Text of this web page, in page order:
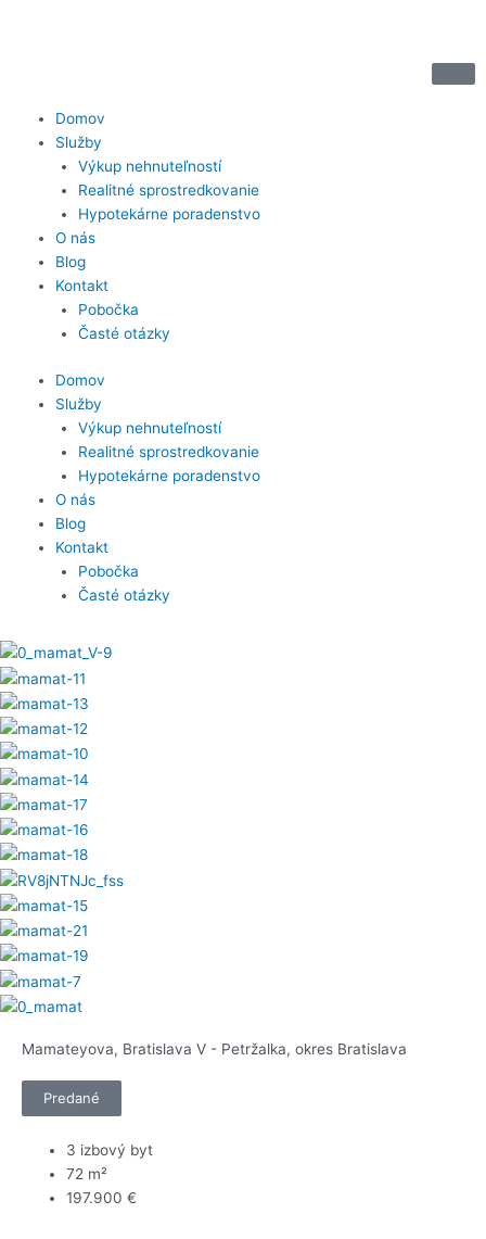
Domov
Služby
Výkup nehnuteľností
Realitné sprostredkovanie
Hypotekárne poradenstvo
O nás
Blog
Kontakt
Pobočka
Časté otázky
Domov
Služby
Výkup nehnuteľností
Realitné sprostredkovanie
Hypotekárne poradenstvo
O nás
Blog
Kontakt
Pobočka
Časté otázky
Mamateyova, Bratislava V - Petržalka, okres Bratislava
Predané
3 izbový byt
72 m²
197.900 €